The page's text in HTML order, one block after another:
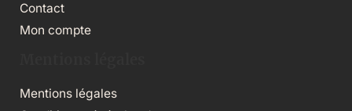
Contact
Mon compte
Mentions légales